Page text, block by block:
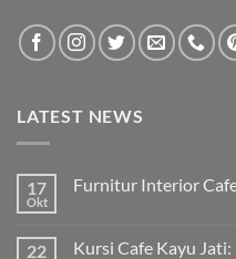
LATEST NEWS
17
Okt
Furnitur Interior
22 Kursi Cafe Kayu